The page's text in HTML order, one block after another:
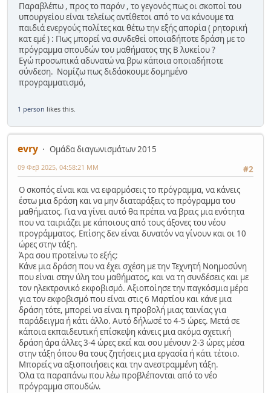
Παραβλέπω , προς το παρόν , το γεγονός πως οι σκοποί του
υπουργείου είναι τελείως αντίθετοι από το να κάνουμε τα
παιδιά ενεργούς πολίτες και θέτω την εξής απορία ( ρητορική
κατ εμέ ) : Πως μπορεί να συνδεθεί οποιαδήποτε δράση με το
πρόγραμμα σπουδών του μαθήματος της Β λυκείου ?
Εγώ προσωπικά αδυνατώ να βρω κάποια οποιαδήποτε
σύνδεση. Νομίζω πως διδάσκουμε δομημένο
προγραμματισμό,
1 person likes this.
evry
Ομάδα διαγωνισμάτων 2015
#2
09 Φεβ 2025, 04:58:21 ΜΜ
Ο σκοπός είναι και να εφαρμόσεις το πρόγραμμα, να κάνεις
έστω μια δράση και να μην διαταράξεις το πρόγραμμα του
μαθήματος. Για να γίνει αυτό θα πρέπει να βρεις μια ενότητα
που να ταιριάζει με κάποιους από τους άξονες του νέου
προγράμματος. Επίσης δεν είναι δυνατόν να γίνουν και οι 10
ώρες στην τάξη.
Άρα σου προτείνω το εξής:
Κάνε μια δράση που να έχει σχέση με την Τεχνητή Νοημοσύνη
που είναι στην ύλη του μαθήματος, και να τη συνδέσεις και με
τον ηλεκτρονικό εκφοβισμό. Αξιοποίησε την παγκόσμια μέρα
για τον εκφοβισμό που είναι στις 6 Μαρτίου και κάνε μια
δράση τότε, μπορεί να είναι η προβολή μιας ταινίας για
παράδειγμα ή κάτι άλλο. Αυτό δήλωσέ το 4-5 ώρες. Μετά σε
κάποια εκπαιδευτική επίσκεψη κάνεις μια ακόμα σχετική
δράση άρα άλλες 3-4 ώρες εκεί και σου μένουν 2-3 ώρες μέσα
στην τάξη όπου θα τους ζητήσεις μια εργασία ή κάτι τέτοιο.
Μπορείς να αξιοποιήσεις και την ανεστραμμένη τάξη.
Όλα τα παραπάνω που λέω προβλέπονται από το νέο
πρόγραμμα σπουδών.